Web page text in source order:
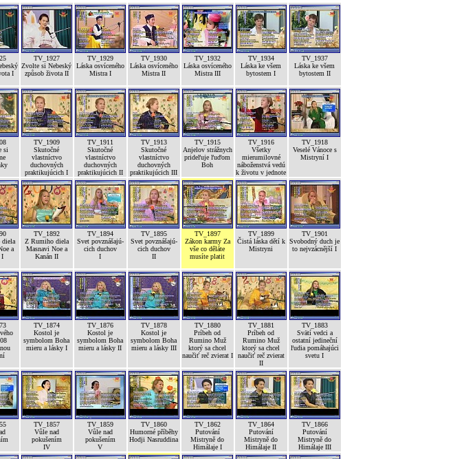
I
TV_1927
Zvolte si Nebeský
způsob života II
TV_1929
Láska osvíceného
Mistra I
TV_1930
Láska osvíceného
Mistra II
TV_1932
Láska osvíceného
Mistra III
TV_1934
Láska ke všem
bytostem I
TV_1937
Láska ke všem
bytostem II
si
TV_1909
Skutočné
vlastníctvo
duchovných
praktikujúcich I
TV_1911
Skutočné
vlastníctvo
duchovných
praktikujúcich II
TV_1913
Skutočné
vlastníctvo
duchovných
praktikujúcich III
TV_1915
Anjelov strážnych
prideľuje ľuďom
Boh
TV_1916
Všetky
mierumilovné
náboženstvá vedú
k životu v jednote
TV_1918
Veselé Vánoce s
Mistryní I
a
I
TV_1892
Z Rumiho diela
Masnavi Noe a
Kanán II
TV_1894
Svet povznášajú-
cich duchov
I
TV_1895
Svet povznášajú-
cich duchov
II
TV_1897
Zákon karmy Za
vše co děláte
musíte platit
TV_1899
Čistá láska dětí k
Mistryni
TV_1901
Svobodný duch je
to nejvzácnější I
TV_1874
Kostol je
symbolom Boha
mieru a lásky I
TV_1876
Kostol je
symbolom Boha
mieru a lásky II
TV_1878
Kostol je
symbolom Boha
mieru a lásky III
TV_1880
Príbeh od
Rumino Muž
ktorý sa chcel
naučiť reč zvierat I
TV_1881
Príbeh od
Rumino Muž
ktorý sa chcel
naučiť reč zvierat
II
TV_1883
Svätí vedci a
ostatní jedineční
ľudia pomáhajúci
svetu I
TV_1857
Vůle nad
pokušením
IV
TV_1859
Vůle nad
pokušením
V
TV_1860
Humorné příběhy
Hodji Nasruddina
TV_1862
Putování
Mistryně do
Himálaje I
TV_1864
Putování
Mistryně do
Himálaje II
TV_1866
Putování
Mistryně do
Himálaje III